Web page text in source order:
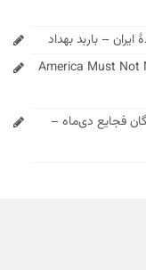
– باربد بهداد
America Must Not
فجایع دی‌ماه –